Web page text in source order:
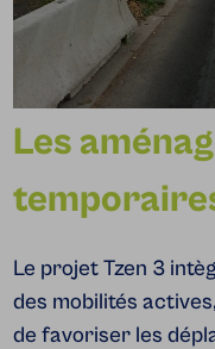
Les
Le projet Tzen 3
des mobilités
de favoriser les